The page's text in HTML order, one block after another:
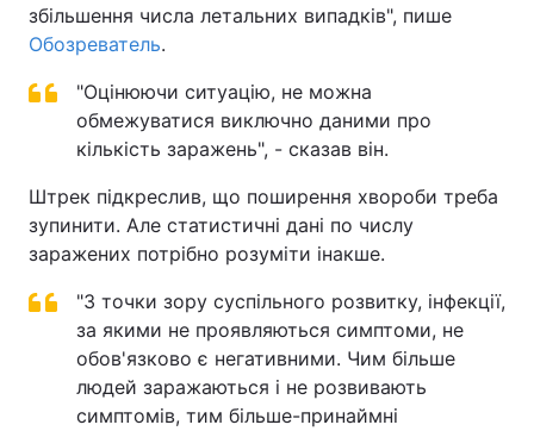
збільшення числа летальних випадків", пише
Обозреватель.
"Оцінюючи ситуацію, не можна
обмежуватися виключно даними про
кількість заражень", - сказав він.
Штрек підкреслив, що поширення хвороби треба
зупинити. Але статистичні дані по числу
заражених потрібно розуміти інакше.
"З точки зору суспільного розвитку, інфекції,
за якими не проявляються симптоми, не
обов'язково є негативними. Чим більше
людей заражаються і не розвивають
симптомів, тим більше-принаймні